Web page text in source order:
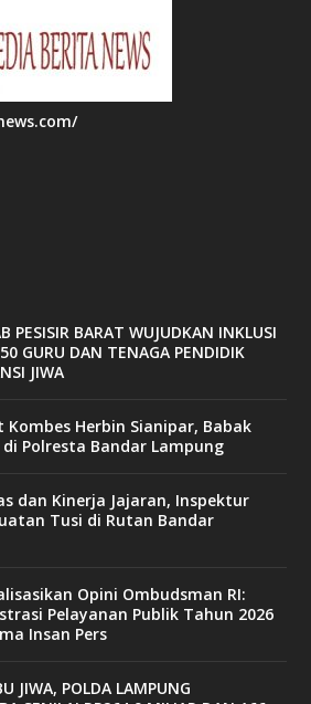
PESISIR BARAT WUJUDKAN INKLUSI
GURU DAN TENAGA PENDIDIK
JIWA
Kombes Herbin Sianipar, Babak
Polresta Bandar Lampung
dan Kinerja Jajaran, Inspektur
Tusi di Rutan Bandar
Opini Ombudsman RI:
Pelayanan Publik Tahun 2026
Insan Pers
JIWA, POLDA LAMPUNG